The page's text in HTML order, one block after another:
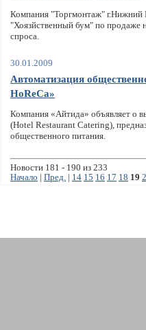
Компания "Торгмонтаж" г.Нижний
"Хоязйственный бум" по продаже
спроса.
30.01.2009
Автоматизация
HoReCa»
Компания «Айтида» объявляет о
(Hotel Restaurant Catering),
общественного питания.
Новости 181 - 190 из 233
Начало | Пред. | 14 15 16 17 18 19